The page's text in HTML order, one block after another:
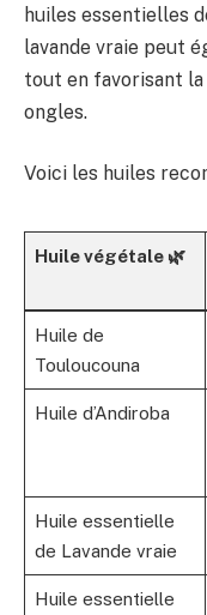
huiles essentielles
lavande vraie peut
tout en favorisant
ongles.
Voici les huiles
Huile végétale 🌿
Huile de
Touloucouna
Huile d’Andiroba
Huile essentielle
de Lavande vraie
Huile essentielle